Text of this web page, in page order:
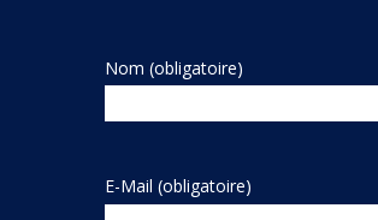
Nom (obligatoire)
E-Mail (obligatoire)